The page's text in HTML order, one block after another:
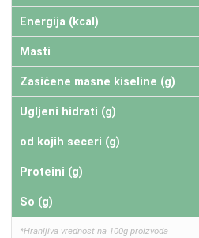
Energija (kcal)
Masti
Zasićene masne kiseline (g)
Ugljeni hidrati (g)
od kojih seceri (g)
Proteini (g)
So (g)
*Hranljiva vrednost na 100g proizvoda